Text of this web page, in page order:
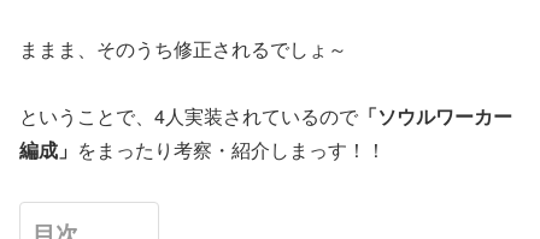
ままま、そのうち修正されるでしょ～
ということで、4人実装されているので 「ソウルワーカー
編成」 をまったり考察・紹介しまっす！！